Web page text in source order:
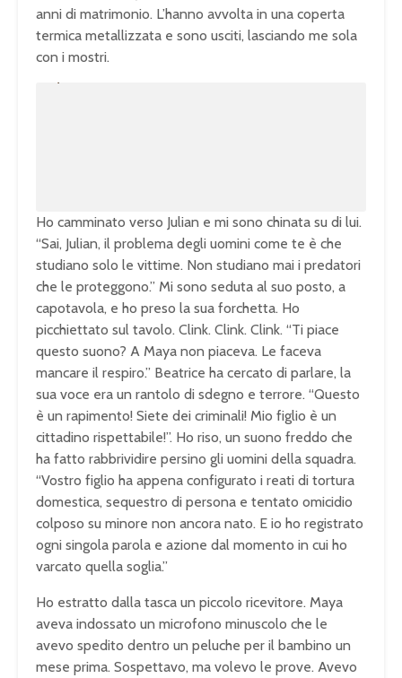
anni di matrimonio. L’hanno avvolta in una coperta
termica metallizzata e sono usciti, lasciando me sola
con i mostri.
Ho camminato verso Julian e mi sono chinata su di lui.
“Sai, Julian, il problema degli uomini come te è che
studiano solo le vittime. Non studiano mai i predatori
che le proteggono.” Mi sono seduta al suo posto, a
capotavola, e ho preso la sua forchetta. Ho
picchiettato sul tavolo. Clink. Clink. Clink. “Ti piace
questo suono? A Maya non piaceva. Le faceva
mancare il respiro.” Beatrice ha cercato di parlare, la
sua voce era un rantolo di sdegno e terrore. “Questo
è un rapimento! Siete dei criminali! Mio figlio è un
cittadino rispettabile!”. Ho riso, un suono freddo che
ha fatto rabbrividire persino gli uomini della squadra.
“Vostro figlio ha appena configurato i reati di tortura
domestica, sequestro di persona e tentato omicidio
colposo su minore non ancora nato. E io ho registrato
ogni singola parola e azione dal momento in cui ho
varcato quella soglia.”
Ho estratto dalla tasca un piccolo ricevitore. Maya
aveva indossato un microfono minuscolo che le
avevo spedito dentro un peluche per il bambino un
mese prima. Sospettavo, ma volevo le prove. Avevo